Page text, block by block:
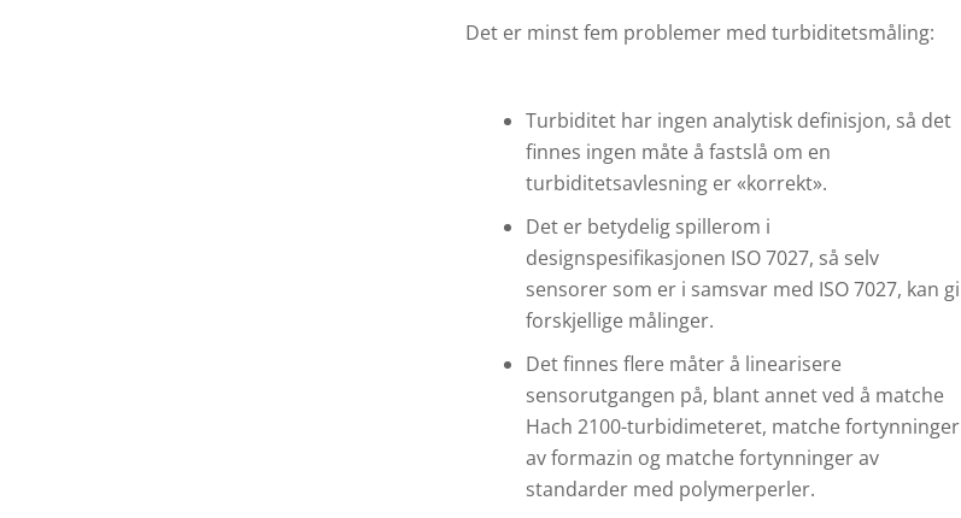
Det er minst fem problemer med turbiditetsmåling:
Turbiditet har ingen analytisk definisjon, så det
finnes ingen måte å fastslå om en
turbiditetsavlesning er «korrekt».
Det er betydelig spillerom i
designspesifikasjonen ISO 7027, så selv
sensorer som er i samsvar med ISO 7027, kan gi
forskjellige målinger.
Det finnes flere måter å linearisere
sensorutgangen på, blant annet ved å matche
Hach 2100-turbidimeteret, matche fortynninger
av formazin og matche fortynninger av
standarder med polymerperler.